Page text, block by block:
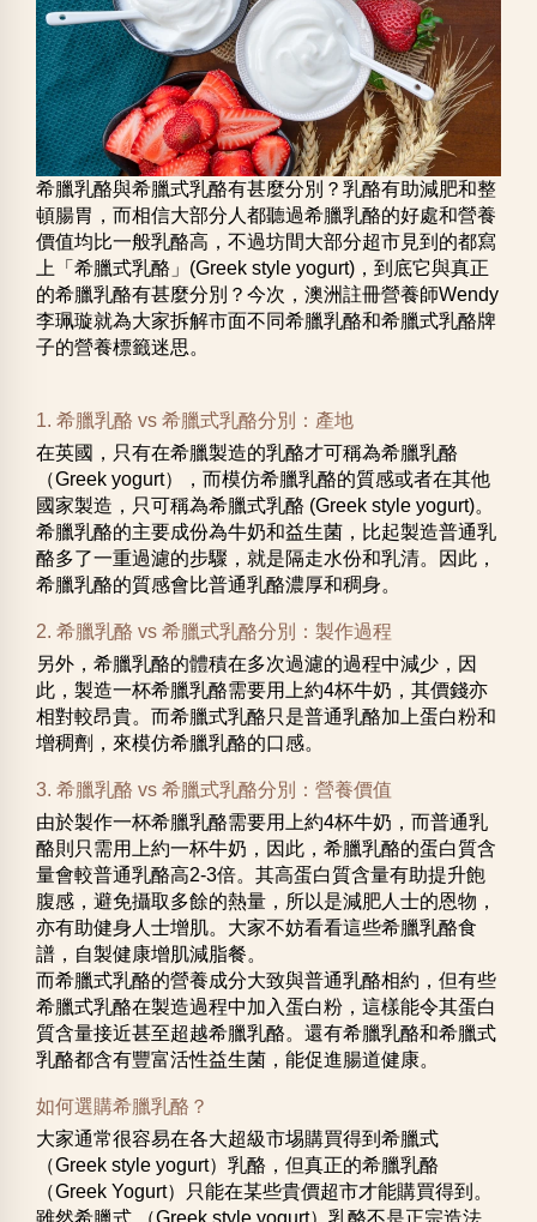
希臘乳酪與希臘式乳酪有甚麼分別？乳酪有助減肥和整
頓腸胃，而相信大部分人都聽過希臘乳酪的好處和營養
價值均比一般乳酪高，不過坊間大部分超市見到的都寫
上「希臘式乳酪」(Greek style yogurt)，到底它與真正
的希臘乳酪有甚麼分別？今次，澳洲註冊營養師Wendy
李珮璇就為大家拆解市面不同希臘乳酪和希臘式乳酪牌
子的營養標籤迷思。
1. 希臘乳酪 vs 希臘式乳酪分別：產地
在英國，只有在希臘製造的乳酪才可稱為希臘乳酪
（Greek yogurt），而模仿希臘乳酪的質感或者在其他
國家製造，只可稱為希臘式乳酪 (Greek style yogurt)。
希臘乳酪的主要成份為牛奶和益生菌，比起製造普通乳
酪多了一重過濾的步驟，就是隔走水份和乳清。因此，
希臘乳酪的質感會比普通乳酪濃厚和稠身。
2. 希臘乳酪 vs 希臘式乳酪分別：製作過程
另外，希臘乳酪的體積在多次過濾的過程中減少，因
此，製造一杯希臘乳酪需要用上約4杯牛奶，其價錢亦
相對較昂貴。而希臘式乳酪只是普通乳酪加上蛋白粉和
增稠劑，來模仿希臘乳酪的口感。
3. 希臘乳酪 vs 希臘式乳酪分別：營養價值
由於製作一杯希臘乳酪需要用上約4杯牛奶，而普通乳
酪則只需用上約一杯牛奶，因此，希臘乳酪的蛋白質含
量會較普通乳酪高2-3倍。其高蛋白質含量有助提升飽
腹感，避免攝取多餘的熱量，所以是減肥人士的恩物，
亦有助健身人士增肌。大家不妨看看這些希臘乳酪食
譜，自製健康增肌減脂餐。
而希臘式乳酪的營養成分大致與普通乳酪相約，但有些
希臘式乳酪在製造過程中加入蛋白粉，這樣能令其蛋白
質含量接近甚至超越希臘乳酪。還有希臘乳酪和希臘式
乳酪都含有豐富活性益生菌，能促進腸道健康。
如何選購希臘乳酪？
大家通常很容易在各大超級市埸購買得到希臘式
（Greek style yogurt）乳酪，但真正的希臘乳酪
（Greek Yogurt）只能在某些貴價超市才能購買得到。
雖然希臘式 （Greek style yogurt）乳酪不是正宗造法，